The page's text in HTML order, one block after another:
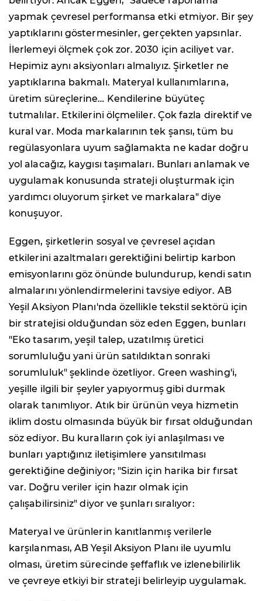
yapmak çevresel performansa etki etmiyor. Bir şey
yaptıklarını göstermesinler, gerçekten yapsınlar.
İlerlemeyi ölçmek çok zor. 2030 için aciliyet var.
Hepimiz aynı aksiyonları almalıyız. Şirketler ne
yaptıklarına bakmalı. Materyal kullanımlarına,
üretim süreçlerine… Kendilerine büyüteç
tutmalılar. Etkilerini ölçmeliler. Çok fazla direktif ve
kural var. Moda markalarının tek şansı, tüm bu
regülasyonlara uyum sağlamakta ne kadar doğru
yol alacağız, kaygısı taşımaları. Bunları anlamak ve
uygulamak konusunda strateji oluşturmak için
yardımcı oluyorum şirket ve markalara" diye
konuşuyor.
Eggen, şirketlerin sosyal ve çevresel açıdan
etkilerini azaltmaları gerektiğini belirtip karbon
emisyonlarını göz önünde bulundurup, kendi satın
almalarını yönlendirmelerini tavsiye ediyor. AB
Yeşil Aksiyon Planı'nda özellikle tekstil sektörü için
bir stratejisi olduğundan söz eden Eggen, bunları
"Eko tasarım, yeşil talep, uzatılmış üretici
sorumluluğu yani ürün satıldıktan sonraki
sorumluluk" şeklinde özetliyor. Green washing'i,
yeşille ilgili bir şeyler yapıyormuş gibi durmak
olarak tanımlıyor. Atık bir ürünün veya hizmetin
iklim dostu olmasında büyük bir fırsat olduğundan
söz ediyor. Bu kuralların çok iyi anlaşılması ve
bunları yaptığınız iletişimlere yansıtılması
gerektiğine değiniyor; "Sizin için harika bir fırsat
var. Doğru veriler için hazır olmak için
çalışabilirsiniz" diyor ve şunları sıralıyor:
Materyal ve ürünlerin kanıtlanmış verilerle
karşılanması, AB Yeşil Aksiyon Planı ile uyumlu
olması, üretim sürecinde şeffaflık ve izlenebilirlik
ve çevreye etkiyi bir strateji belirleyip uygulamak.